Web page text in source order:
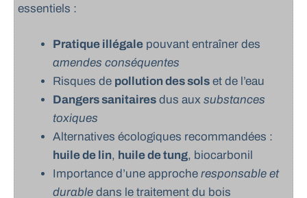
essentiels :
Pratique illégale pouvant entraîner des
amendes conséquentes
Risques de pollution des sols et de l’eau
Dangers sanitaires dus aux substances
toxiques
Alternatives écologiques recommandées :
huile de lin, huile de tung, biocarbonil
Importance d’une approche responsable et
durable dans le traitement du bois